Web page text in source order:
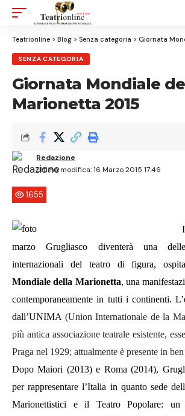
Teatrionline > Blog > Senza categoria > Giornata
SENZA CATEGORIA
Giornata Mondiale
Marionetta 2015
Ultima modifica: 16 Marzo 2015 17:46
Redazione
1655
marzo Grugliasco diventerà una
internazionali del teatro di figura,
Mondiale della Marionetta, una
contemporaneamente in tutti i continenti.
dall’UNIMA (Union Internationale de la
più antica associazione teatrale esistente,
Praga nel 1929; attualmente è presente in
Dopo Maiori (2013) e Roma (2014),
per rappresentare l’Italia in quanto sede
Marionettistici e il Teatro Popolare: un